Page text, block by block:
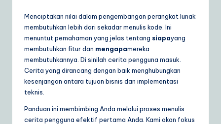
si
Y
o
Menciptakan nilai dalam pengembangan perangkat lunak
membutuhkan lebih dari sekadar menulis kode. Ini
menuntut pemahaman yang jelas tentang siapayang
membutuhkan fitur dan mengapamereka
membutuhkannya. Di sinilah cerita pengguna masuk.
Cerita yang dirancang dengan baik menghubungkan
kesenjangan antara tujuan bisnis dan implementasi
teknis.
Panduan ini membimbing Anda melalui proses menulis
cerita pengguna efektif pertama Anda. Kami akan fokus